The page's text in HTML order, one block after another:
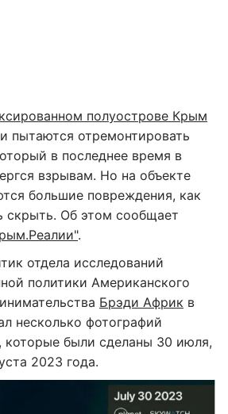
полуострове Крым
пытаются отремонтировать
в последнее время в
взрывам. Но на объекте
большие повреждения, как
скрыть. Об этом сообщает
.
отдела исследований
политики Американского
Брэди Африк в
несколько фотографий
которые были сделаны 30 июля,
2023 года.